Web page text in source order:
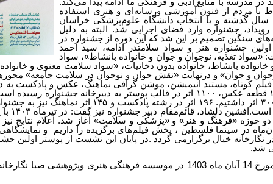
با مردم از فنون آموزشی ورسانه‌ای و هنری استفاده
سال گذشته و با
انتخاب دانشگاه علوم‌پزشکی خراسان
جشنواره وارد فضای اجرایی شد. البته به دلیل
سنگین تصمیم بر این شد که این دوره از جشنواره در
جشنواره هنر و سواد سلامتدر ادامه، سید احمد
«سواد تغذیه، نوجوان و جوان و خانواده بانشاط»، سواد
بانشاط، خانواده بدون دخانیات، «سواد سلامت معنوی و
و جوان» و درنهایت «نقش جوان و نوجوان در سلامت جامعه»
کوتاه، مستند انیمیشن، موشن گرافی نماهنگ، عکس و پادکست به
قطعه عکس، ۱۱۰۰ اثر در قالب پوستر به دبیرخانه جشنواره رسیده
اثر داشتیم. ۱۹۶ اثر در رشته پادکست و ۱۴۵ اثر نماهنگ نیز به
دلشاد، قائم‌مقام دبیر جشنواره نیز گفت: در تیرماه ۱۴۰۳
دو حوزه «فرهنگ و هنر» و «پزشکی و سلامت» آغاز شد. اعلام نتایج
در سینما فلسطین ، پخش فیلم‌های برگزیده را داریم
و
خیال برگزارمی گردد .در پایان این نشست از پوستر اولین
شد.